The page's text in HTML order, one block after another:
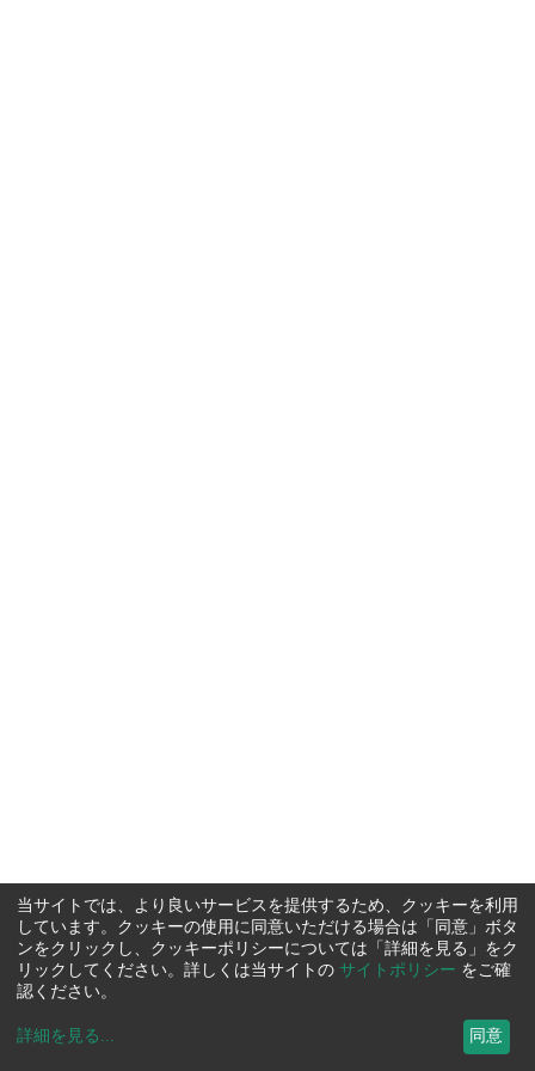
当サイトでは、より良いサービスを提供するため、クッキーを利用
しています。クッキーの使用に同意いただける場合は「同意」ボタ
ンをクリックし、クッキーポリシーについては「詳細を見る」をク
リックしてください。詳しくは当サイトの サイトポリシー をご確
認ください。
詳細を見る ... 同意